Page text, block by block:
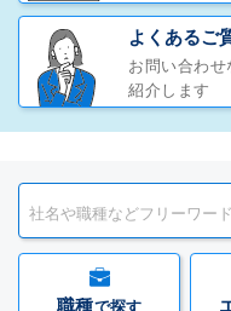
よくあるご
お問い合わ
紹介します
職種で探す